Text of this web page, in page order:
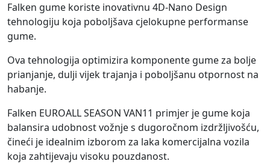
Falken gume koriste inovativnu 4D-Nano Design
tehnologiju koja poboljšava cjelokupne performanse
gume.
Ova tehnologija optimizira komponente gume za bolje
prianjanje, dulji vijek trajanja i poboljšanu otpornost na
habanje.
Falken EUROALL SEASON VAN11 primjer je gume koja
balansira udobnost vožnje s dugoročnom izdržljivošću,
čineći je idealnim izborom za laka komercijalna vozila
koja zahtijevaju visoku pouzdanost.